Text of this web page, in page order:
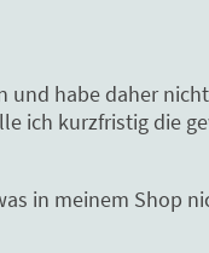
habe daher
ich kurzfristig die
in meinem Shop